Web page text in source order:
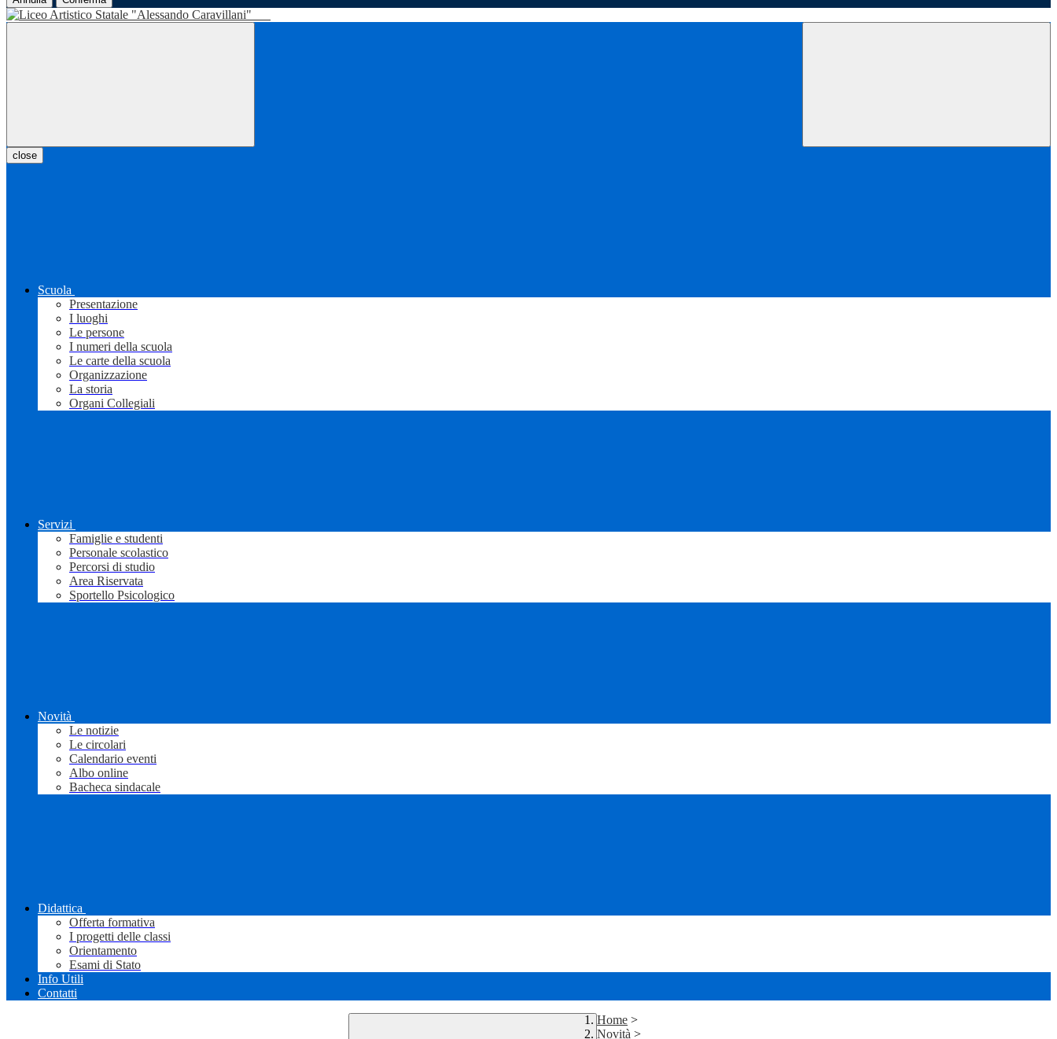
close
Scuola
Presentazione
I luoghi
Le persone
I numeri della scuola
Le carte della scuola
Organizzazione
La storia
Organi Collegiali
Servizi
Famiglie e studenti
Personale scolastico
Percorsi di studio
Area Riservata
Sportello Psicologico
Novità
Le notizie
Le circolari
Calendario eventi
Albo online
Bacheca sindacale
Didattica
Offerta formativa
I progetti delle classi
Orientamento
Esami di Stato
Info Utili
Contatti
Home >
Novità >